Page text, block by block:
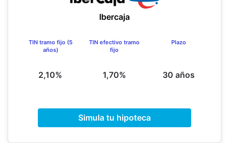
Ibercaja
TIN tramo fijo (5
años)
2,10%
TIN efectivo tramo
fijo
1,70%
Plazo
30 años
Simula tu hipoteca